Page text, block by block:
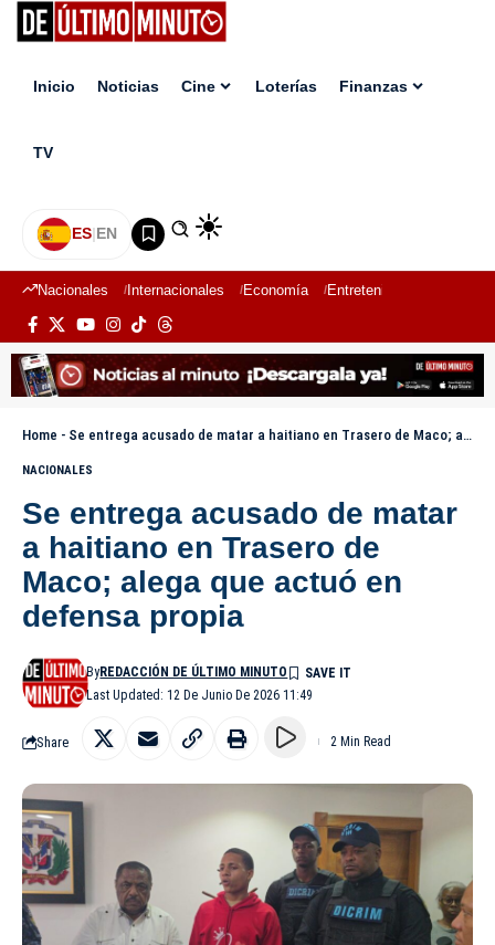
Inicio Noticias Cine Loterías Finanzas
TV
ES|EN
Nacionales Internacionales Economía Entretenimiento
Home - Se entrega acusado de matar a haitiano en Trasero de Maco; alega que actuó en defensa propia
NACIONALES
Se entrega acusado de matar
a haitiano en Trasero de
Maco; alega que actuó en
defensa propia
Last Updated: 12 De Junio De 2026 11:49
ByREDACCIÓN DE ÚLTIMO MINUTO
Share 2 Min Read